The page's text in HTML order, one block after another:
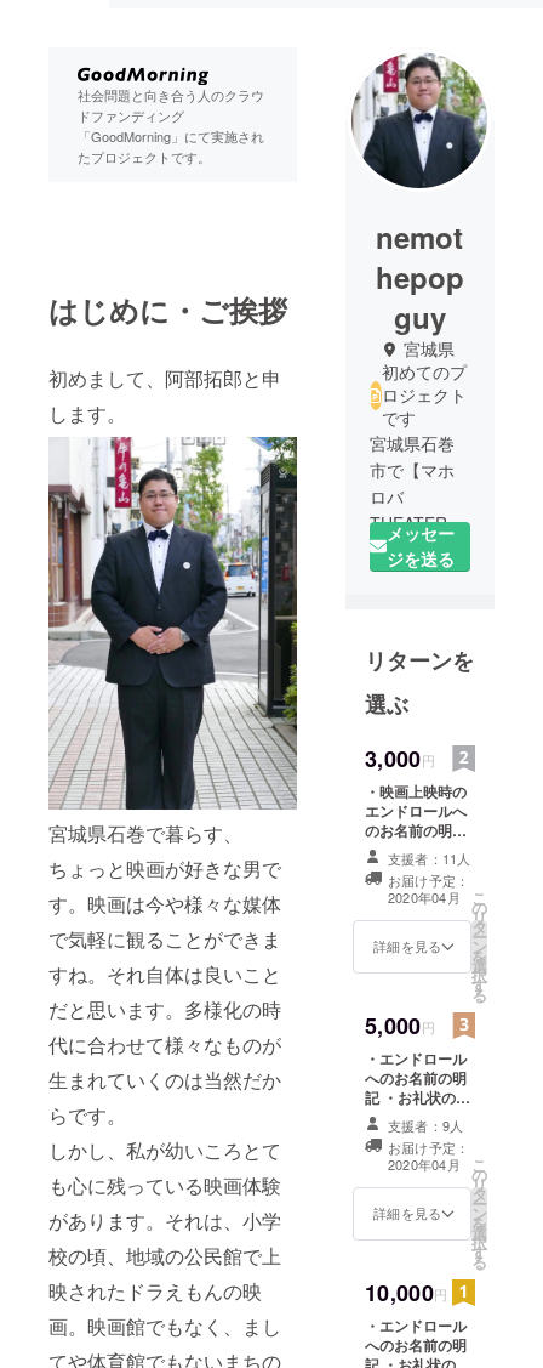
社会問題と向き合う人のクラウ
ドファンディング
「GoodMorning」にて実施され
たプロジェクトです。
はじめに・ご挨拶
初めまして、阿部拓郎と申
します。
宮城県石巻で暮らす、
ちょっと映画が好きな男で
す。映画は今や様々な媒体
で気軽に観ることができま
すね。それ自体は良いこと
だと思います。多様化の時
代に合わせて様々なものが
生まれていくのは当然だか
らです。
しかし、私が幼いころとて
も心に残っている映画体験
があります。それは、小学
校の頃、地域の公民館で上
映されたドラえもんの映
画。映画館でもなく、まし
てや体育館でもないまちの
nemot
hepop
guy
宮城県
初めてのプ
ロジェクト
です
宮城県石巻
市で【マホ
ロバ
THEATER】
という自主
映画上映イ
ます。
月浦という
まれた小さ
な地区の出
身です。私
が育った石
巻は牡鹿半
島をはじめ
沢山の自然
に恵まれた
ロケーショ
めスポット
がございま
す。そう
いった場所
を活用し、
屋内外の
様々な素敵
な映画体験
を皆様の提
思っていま
す。ご支援
を心よりお
メッセー
ジを送る
リターンを
選ぶ
3,000円
・映画上映時の
エンドロールへ
のお名前の明記
とお礼状の送付
※支援時、必ず備
考欄にご希望の
お名前をご記入
ください。 ※現
地への交通宿泊
施スケジュー
ル】 隔月ペース
での映画上映 ・
映画上映作品
（予定） 5月：
ビッグ・フィッ
シュ / 会場：も
ものうらビレッ
ジ予定 ※作品に
渉中 7月：ド
ニー・ダーコ /
9月：ナポレオ
ン・ダイナマイ
ト / 会場：市内
施設 11月：惑星
ソラリス / 会
支援者：11人
お届け予定：
2020年04月
詳細を見る
こ
の
リ
タ
ー
ン
を
選
択
す
る
5,000円
・エンドロール
へのお名前の明
記 ・お礼状の送
付 ・映画上映の
際の飲食物の引
換券（有効期
限：2020年4月1
日～2021年4月1
日） ※支援時、
い。 ※現地への
交通宿泊費につ
きましては、各
自ご負担願いま
支援者：9人
お届け予定：
2020年04月
詳細を見る
こ
の
リ
タ
ー
ン
を
選
択
す
る
10,000円
・エンドロール
へのお名前の明